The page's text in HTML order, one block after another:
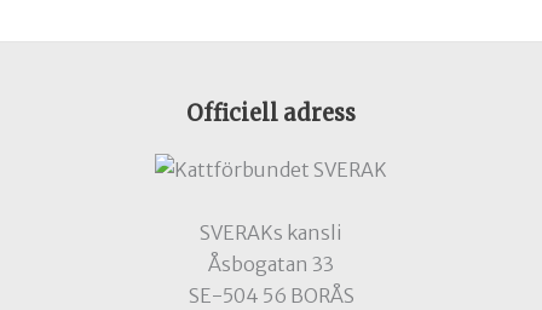
Officiell adress
SVERAKs kansli
Åsbogatan 33
SE-504 56 BORÅS